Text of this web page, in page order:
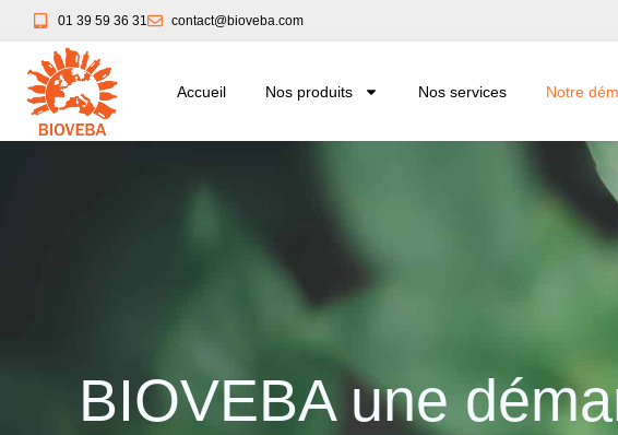
01 39 59 36 31 contact@bioveba.com
Accueil Nos produits Nos services Notre
BIOVEBA une